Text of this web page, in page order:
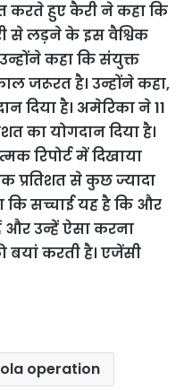
करते हुए कैरी ने कहा कि
से लड़ने के इस वैश्विक
कहा कि संयुक्त
जरूरत है। उन्होंने कहा,
दिया है। अमेरिका ने 11
का योगदान दिया है।
रिपोर्ट में दिखाया
प्रतिशत से कुछ ज्यादा
कि सच्चाई यह है कि और
उन्हें ऐसा करना
बयां करती है। एजेंसी
operation